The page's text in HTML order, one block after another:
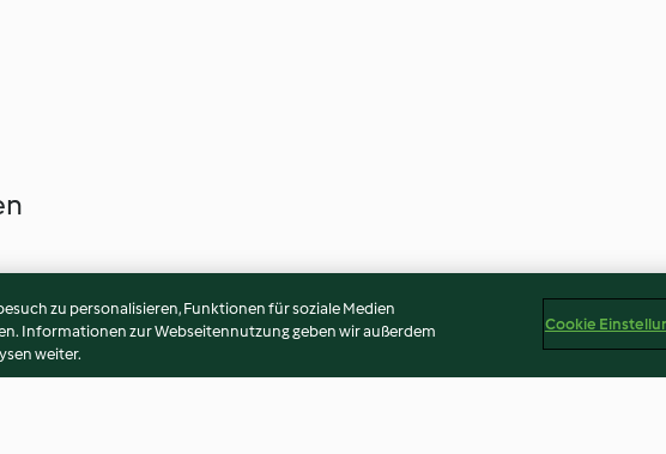
zu personalisieren, Funktionen für soziale Medien
Informationen zur Webseitennutzung geben wir außerdem
weiter.
Cookie